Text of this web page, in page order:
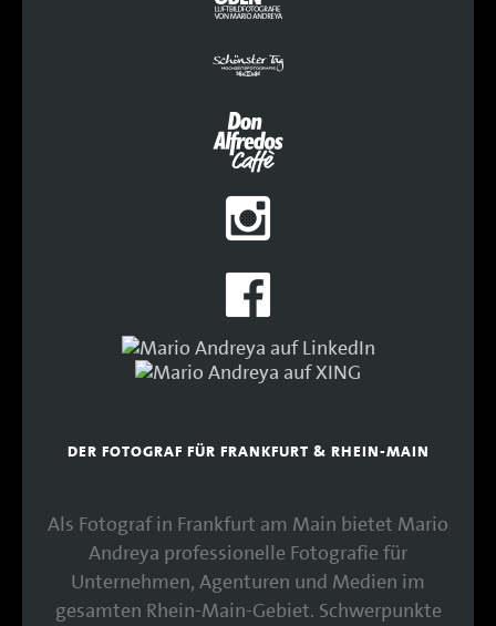
DER FOTOGRAF FÜR FRANKFURT & RHEIN-MAIN
Als Fotograf in Frankfurt am Main bietet Mario
Andreya professionelle Fotografie für
Unternehmen, Agenturen und Medien im
gesamten Rhein-Main-Gebiet. Schwerpunkte